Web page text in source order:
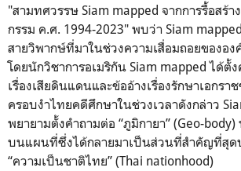
"สามทศวรรษ Siam mapped จากการรื้อสร้า
กรรม ค.ศ. 1994-2023" พบว่า Siam
สายวิพากษ์ที่มาในช่วงความเสื่อมถอยของอ
โดยนักวิชาการอเมริกัน Siam mapped ได้ตั้
เรื่องเสียดินแดนและข้ออ้างเรื่องรักษาเอกรา
ครอบงำไทยคดีศึกษาในช่วงเวลาดังกล่าว
พยายามตั้งคำถามต่อ “ภูมิกายา” (Geo-
บนแผนที่ซึ่งได้กลายมาเป็นส่วนที่สำคัญที่สุด
“ความเป็นชาติไทย” (Thai nationhood)